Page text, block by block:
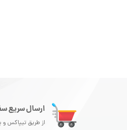
ارسال سریع
از طریق تیپاکس